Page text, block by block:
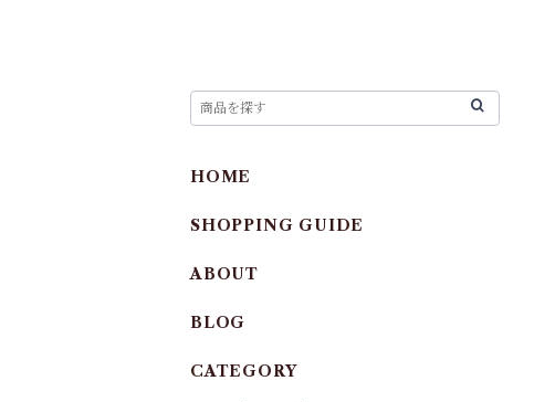
HOME
SHOPPING GUIDE
ABOUT
BLOG
CATEGORY